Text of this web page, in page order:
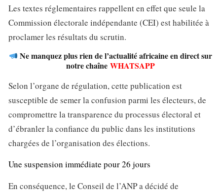
Les textes réglementaires rappellent en effet que seule la
Commission électorale indépendante (CEI) est habilitée à
proclamer les résultats du scrutin.
Ne manquez plus rien de l’actualité africaine en direct sur
notre chaîne WHATSAPP
Selon l’organe de régulation, cette publication est
susceptible de semer la confusion parmi les électeurs, de
compromettre la transparence du processus électoral et
d’ébranler la confiance du public dans les institutions
chargées de l’organisation des élections.
Une suspension immédiate pour 26 jours
En conséquence, le Conseil de l’ANP a décidé de